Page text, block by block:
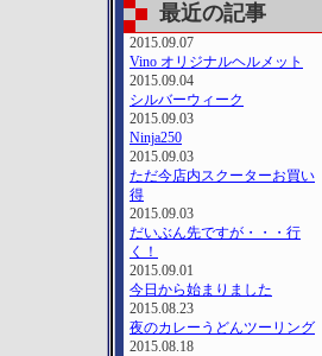
最近の記事
2015.09.07
Vino オリジナルヘルメット
2015.09.04
シルバーウィーク
2015.09.03
Ninja250
2015.09.03
ただ今店内スクーターお買い
得
2015.09.03
だいぶん先ですが・・・行
く！
2015.09.01
今日から始まりました
2015.08.23
夜のカレーうどんツーリング
2015.08.18